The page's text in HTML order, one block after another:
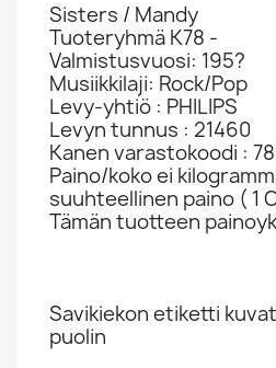
Sisters / Mandy
Tuoteryhmä K78 -
Valmistusvuosi: 195?
Musiikkilaji: Rock/Pop
Levy-yhtiö : PHILIPS
Levyn tunnus : 21460
Kanen varastokoodi :
Paino/koko ei
suuhteellinen paino ( 1
Tämän tuotteen
Savikiekon etiketti
puolin